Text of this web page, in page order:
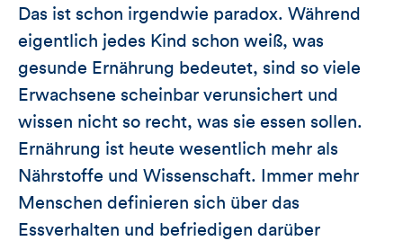
Das ist schon irgendwie paradox. Während
eigentlich jedes Kind schon weiß, was
gesunde Ernährung bedeutet, sind so viele
Erwachsene scheinbar verunsichert und
wissen nicht so recht, was sie essen sollen.
Ernährung ist heute wesentlich mehr als
Nährstoffe und Wissenschaft. Immer mehr
Menschen definieren sich über das
Essverhalten und befriedigen darüber